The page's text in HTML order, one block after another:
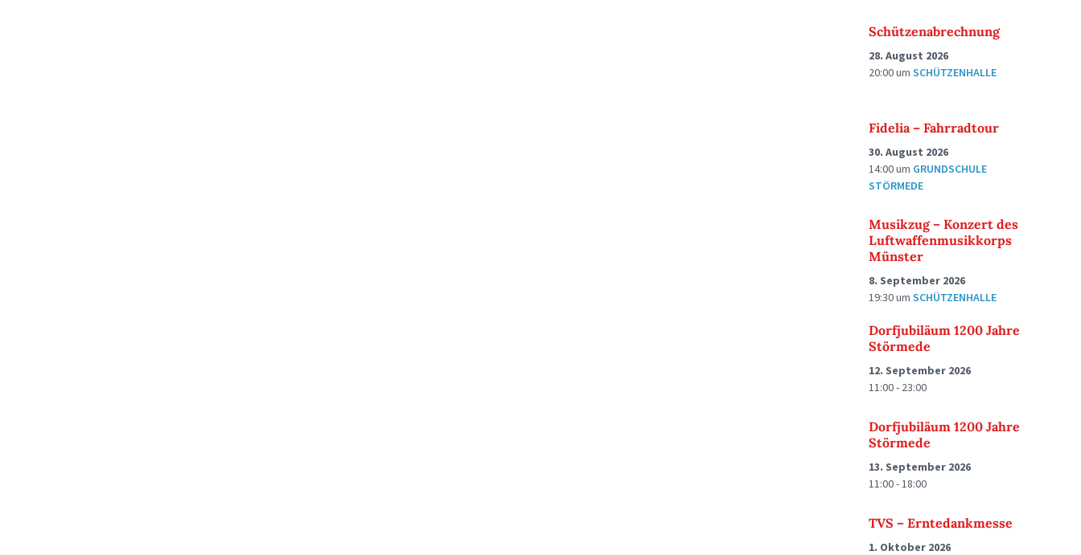
Schützenabrechnung
28. August 2026
20:00umSCHÜTZENHALLE
Fidelia – Fahrradtour
30. August 2026
14:00um GRUNDSCHULE
STÖRMEDE
Musikzug – Konzert des
Luftwaffenmusikkorps
Münster
8. September 2026
19:30umSCHÜTZENHALLE
Dorfjubiläum 1200 Jahre
Störmede
12. September 2026
11:00 - 23:00
Dorfjubiläum 1200 Jahre
Störmede
13. September 2026
11:00 - 18:00
TVS – Erntedankmesse
1. Oktober 2026